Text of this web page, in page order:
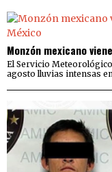
Monzón mexicano
El Servicio
agosto lluvias intensas